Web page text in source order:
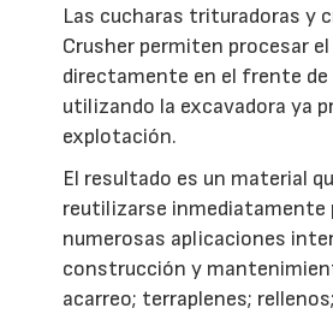
Las cucharas trituradoras y
Crusher permiten procesar
directamente en el frente
utilizando la excavadora ya
explotación.
El resultado es un material
reutilizarse inmediatamente
numerosas aplicaciones
construcción y
acarreo; terraplenes;